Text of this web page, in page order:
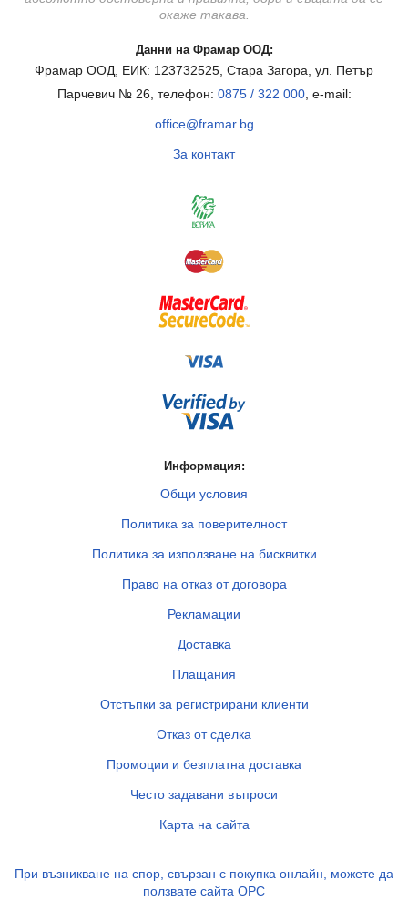
окаже такава.
Данни на Фрамар ООД:
Фрамар ООД, ЕИК: 123732525, Стара Загора, ул. Петър
Парчевич № 26, телефон: 0875 / 322 000, e-mail:
office@framar.bg
За контакт
Информация:
Общи условия
Политика за поверителност
Политика за използване на бисквитки
Право на отказ от договора
Рекламации
Доставка
Плащания
Отстъпки за регистрирани клиенти
Отказ от сделка
Промоции и безплатна доставка
Често задавани въпроси
Карта на сайта
При възникване на спор, свързан с покупка онлайн, можете да
ползвате сайта ОРС